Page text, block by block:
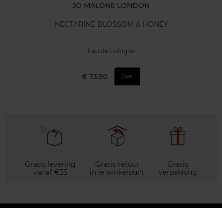
JO MALONE LONDON
NECTARINE BLOSSOM & HONEY
Eau de Cologne
€ 73,90 Zien
Gratis levering
vanaf €55
Gratis retour
in je winkelpunt
Gratis
verpakking